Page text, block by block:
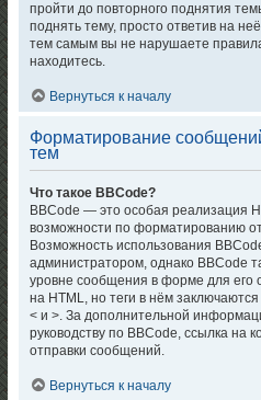
пройти до повторного поднятия
поднять тему, просто ответив на
тем самым вы не нарушаете
находитесь.
Вернуться к началу
Форматирование
тем
Что такое BBCode?
BBCode — это особая реализация
возможности по форматированию
Возможность использования
администратором, однако BBCode
уровне сообщения в форме для его
на HTML, но теги в нём
< и >. За дополнительной
руководству по BBCode, ссылка на
отправки сообщений.
Вернуться к началу